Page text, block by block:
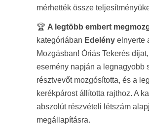
mérhették össze
🏆 A legtöbb embert
kategóriában Edelény elnyerte
Mozgásban! Óriás Tekerés
esemény napján a legnagyobb
résztvevőt mozgósította, és a
kerékpárost állította rajthoz. A
abszolút részvételi létszám
megállapításra.